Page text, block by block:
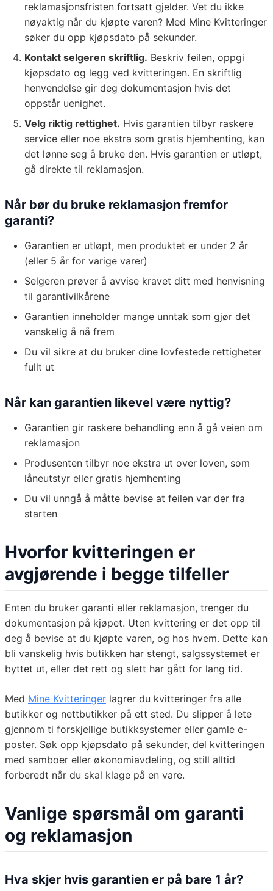
reklamasjonsfristen fortsatt gjelder. Vet du ikke
nøyaktig når du kjøpte varen? Med Mine Kvitteringer
søker du opp kjøpsdato på sekunder.
Kontakt selgeren skriftlig. Beskriv feilen, oppgi
kjøpsdato og legg ved kvitteringen. En skriftlig
henvendelse gir deg dokumentasjon hvis det
oppstår uenighet.
Velg riktig rettighet. Hvis garantien tilbyr raskere
service eller noe ekstra som gratis hjemhenting, kan
det lønne seg å bruke den. Hvis garantien er utløpt,
gå direkte til reklamasjon.
Når bør du bruke reklamasjon fremfor
garanti?
Garantien er utløpt, men produktet er under 2 år
(eller 5 år for varige varer)
Selgeren prøver å avvise kravet ditt med henvisning
til garantivilkårene
Garantien inneholder mange unntak som gjør det
vanskelig å nå frem
Du vil sikre at du bruker dine lovfestede rettigheter
fullt ut
Når kan garantien likevel være nyttig?
Garantien gir raskere behandling enn å gå veien om
reklamasjon
Produsenten tilbyr noe ekstra ut over loven, som
låneutstyr eller gratis hjemhenting
Du vil unngå å måtte bevise at feilen var der fra
starten
Hvorfor kvitteringen er
avgjørende i begge tilfeller
Enten du bruker garanti eller reklamasjon, trenger du
dokumentasjon på kjøpet. Uten kvittering er det opp til
deg å bevise at du kjøpte varen, og hos hvem. Dette kan
bli vanskelig hvis butikken har stengt, salgssystemet er
byttet ut, eller det rett og slett har gått for lang tid.
Med Mine Kvitteringer lagrer du kvitteringer fra alle
butikker og nettbutikker på ett sted. Du slipper å lete
gjennom ti forskjellige butikksystemer eller gamle e-
poster. Søk opp kjøpsdato på sekunder, del kvitteringen
med samboer eller økonomiavdeling, og still alltid
forberedt når du skal klage på en vare.
Vanlige spørsmål om garanti
og reklamasjon
Hva skjer hvis garantien er på bare 1 år?